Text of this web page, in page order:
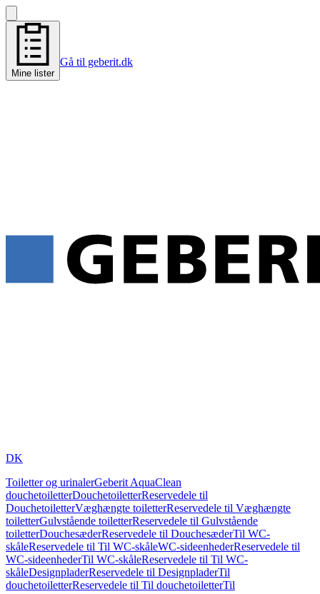
Mine lister
Gå til geberit.dk
DK
Toiletter og urinalerGeberit AquaClean
douchetoiletterDouchetoiletterReservedele til
DouchetoiletterVæghængte toiletterReservedele til Væghængte
toiletterGulvstående toiletterReservedele til Gulvstående
toiletterDouchesæderReservedele til DouchesæderTil WC-
skåleReservedele til Til WC-skåleWC-sideenhederReservedele til
WC-sideenhederTil WC-skåleReservedele til Til WC-
skåleDesignpladerReservedele til DesignpladerTil
douchetoiletterReservedele til Til douchetoiletterTil